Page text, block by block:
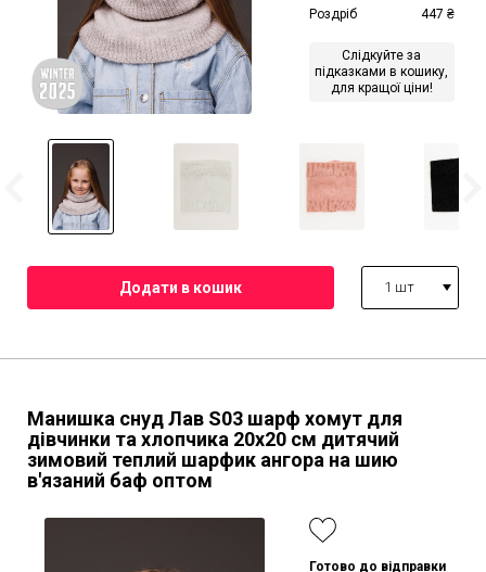
Роздріб
447 ₴
Слідкуйте за
підказками в кошику,
для кращої ціни!
1 шт
Манишка снуд Лав S03 шарф хомут для
дівчинки та хлопчика 20х20 см дитячий
зимовий теплий шарфик ангора на шию
в'язаний баф оптом
Готово до відправки